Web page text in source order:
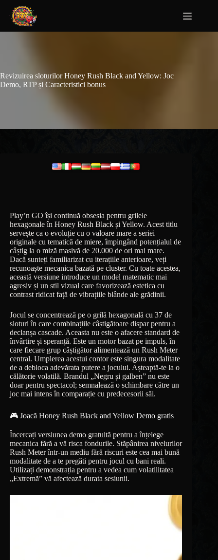
Revizuirea sloturilor Honey Rush Black and Yellow: Joc
Demo, RTP și Caracteristici bonus
Play’n GO își continuă obsesia pentru grilele
hexagonale în Honey Rush Black și Yellow. Acest titlu
servește ca o evoluție cu o valoare mare a seriei
originale cu tematică de miere, împingând potențialul de
câștig la o miză masivă de 20.000 de ori mai mare.
Dacă sunteți familiarizat cu iterațiile anterioare, veți
recunoaște mecanica bazată pe cluster. Cu toate acestea,
această versiune introduce un model matematic mai
agresiv și un stil vizual care favorizează estetica cu
contrast ridicat față de vibrațiile blânde ale grădinii.
Jocul se concentrează pe o grilă hexagonală cu 37 de
sloturi în care combinațiile câștigătoare dispar pentru a
declanșa cascade. Aceasta nu este o afacere standard de
învârtire și speranță. Este un motor bazat pe impuls, în
care fiecare grup câștigător alimentează un Rush Meter
central. Umplerea acestui contor este singura modalitate
de a debloca adevărata putere a jocului. Așteaptă-te la o
călătorie volatilă. Brandul „Negru și galben” nu este
doar pentru spectacol; semnalează o schimbare către un
joc mai intens în comparație cu predecesorii săi.
🎮 Joacă Honey Rush Black and Yellow Demo gratis
Încercați versiunea demo gratuită pentru a înțelege
mecanica fără a vă risca fondurile. Stăpânirea nivelurilor
Rush Meter într-un mediu fără riscuri este cea mai bună
modalitate de a te pregăti pentru jocul cu bani reali.
Utilizați demonstrația pentru a vedea cum volatilitatea
„Extremă” vă afectează durata sesiunii.